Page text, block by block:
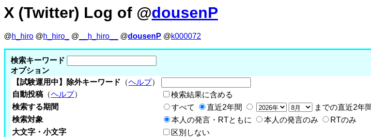
X (Twitter) Log of @dousenP
@h_hiro @h_hiro_ @ __h_hiro__ @dousenP @k000072
検索キーワード
オプション
【試験運用中】除外キーワード （ヘルプ）
自動投稿 （ヘルプ）
検索結果に含める
検索する期間
すべて 直近2年間
までの直近2年
検索対象
本人の発言・RTともに 本人の発言のみ
RTのみ
大文字・小文字
区別しない